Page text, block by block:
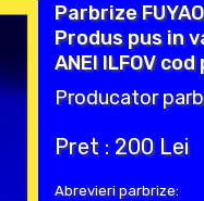
Parbrize
Produs pus in
ANEI ILFOV
Producator
Pret : 200 Lei
Abrevieri parbrize: